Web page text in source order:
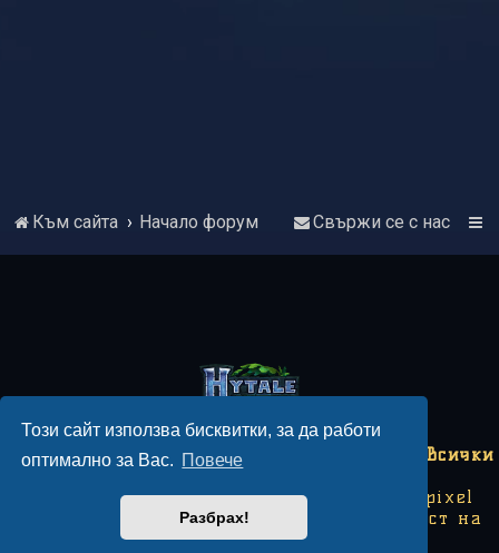
Този сайт използва бисквитки, за да работи
оптимално за Вас. Повече
Разбрах!
Към сайта Начало форум Свържи се с нас
Copyright © 2018-2026 Hytale България - Всички
права запазени.
Този сайт не е свързан с Hytale или Hypixel
Studios. Някои изображения са собственост на
Hypixel Studios.